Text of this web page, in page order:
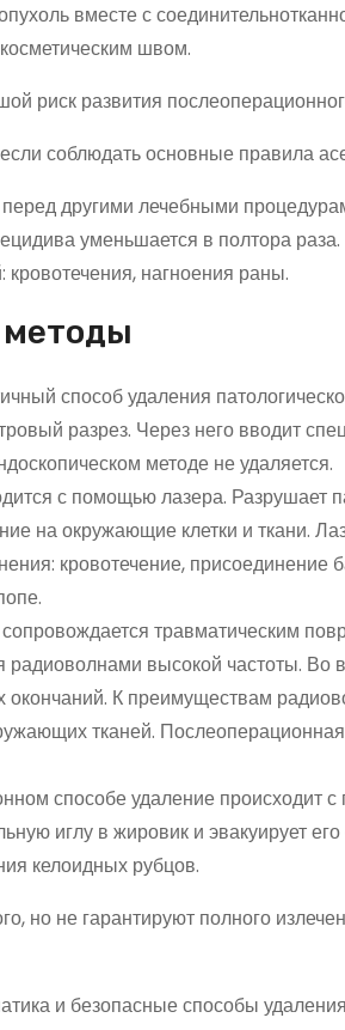
вместе с
швом.
риск развития
соблюдать основные правила
другими лечебными
уменьшается в полтора
нагноения раны.
способ удаления
разрез. Через него вводит
методе не удаляется.
с помощью лазера. Разрушает
на окружающие клетки и ткани.
кровотечение, присоединение
травматическим
радиоволнами высокой частоты. Во
К преимуществам
тканей.
способе удаление происходит
иглу в жировик и эвакуирует
келоидных рубцов.
но не гарантируют полного